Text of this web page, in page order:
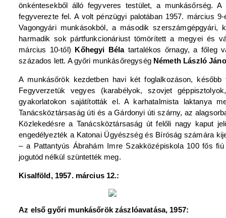
önkéntesekből álló fegyveres testület, a munkásőrség.
fegyverezte fel. A volt pénzügyi palotában 1957. március
Vagongyári munkásokból, a második
harmadik sok pártfunkcionáriust tömörített a megyei és
március 10-től) Kőhegyi Bélatartalékos őrnagy, a főleg
százados lett. A győri munkásőregység Németh László
A munkásőrök kezdetben havi két foglalkozáson,
Fegyverzetük vegyes (karabélyok, szovjet
gyakorlatokon sajátították el. A karhatalmista laktanya
Tanácsköztársaság úti és a Gárdonyi úti szárny, az
Közlekedésre a Tanácsköztársaság út felőli nagy kaput
engedélyezték a Katonai Ügyészség és Bíróság számára
– a Pattantyús Ábrahám Imre Szakközépiskola 100 fős
jogutód nélkül szüntették meg.
Kisalföld, 1957. március 12.:
Az első győri munkásőrök zászlóavatása, 1957: